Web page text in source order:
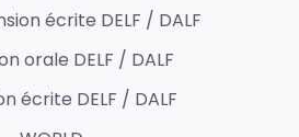
écrite DELF / DALF
orale DELF / DALF
écrite DELF / DALF